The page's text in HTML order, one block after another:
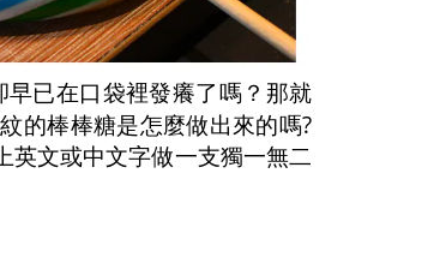
已在口袋裡發癢了嗎？那就
的棒棒糖是怎麼做出來的嗎?
英文或中文字做一支獨一無二